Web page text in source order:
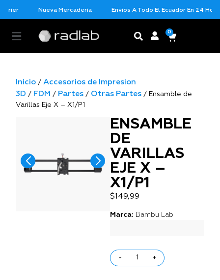
Nueva Mercadería Envios A Todo El Ecuador En 24
0
Inicio / Accesorios de Impresion
3D / FDM / Partes / Otras Partes / Ensamble de
Varillas Eje X – X1/P1
ENSAMBLE
DE
VARILLAS
EJE X –
X1/P1
$149,99
Marca: Bambu Lab
- +